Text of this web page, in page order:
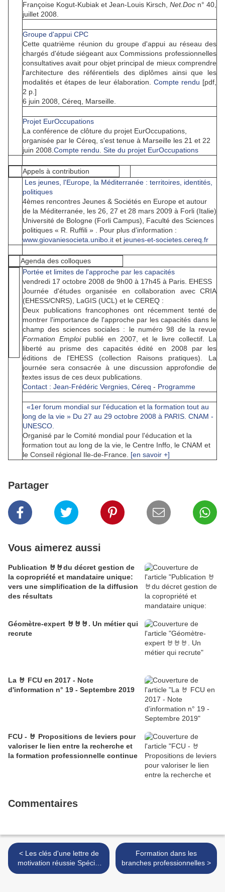
Françoise Kogut-Kubiak et Jean-Louis Kirsch, Net.Doc n° 40,
juillet 2008.
Groupe d'appui CPC
Cette quatrième réunion du groupe d'appui au réseau des
chargés d'étude siégeant aux Commissions professionnelles
consultatives avait pour objet principal de mieux comprendre
l'architecture des référentiels des diplômes ainsi que les
modalités et étapes de leur élaboration. Compte rendu [pdf,
2 p.]
6 juin 2008, Céreq, Marseille.
Projet EurOccupations
La conférence de clôture du projet EurOccupations,
organisée par le Céreq, s'est tenue à Marseille les 21 et 22
juin 2008 Compte rendu Site du projet EurOccupations
Appels à contribution
Les jeunes, l'Europe, la Méditerranée : territoires, identités,
politiques
4èmes rencontres Jeunes & Sociétés en Europe et autour
de la Méditerranée, les 26, 27 et 28 mars 2009 à Forli (Italie)
Université de Bologne (Forli Campus), Faculté des Sciences
politiques « R. Ruffili » . Pour plus d'information :
www.giovaniesocieta.unibo.it et jeunes-et-societes.cereq.fr
Agenda des colloques
Portée et limites de l'approche par les capacités
vendredi 17 octobre 2008 de 9h00 à 17h45 à Paris. EHESS
Journée d'études organisée en collaboration avec CRIA
(EHESS/CNRS), LaGIS (UCL) et le CEREQ :
Deux publications francophones ont récemment tenté de
montrer l'importance de l'approche par les capacités dans le
champ des sciences sociales : le numéro 98 de la revue
Formation Emploipublié en 2007, et le livre collectif. La
liberté au prisme des capacités édité en 2008 par les
éditions de l'EHESS (collection Raisons pratiques). La
journée sera consacrée à une discussion approfondie de
textes issus de ces deux publications.
Contact : Jean-Frédéric Vergnies, Céreq - Programme
«1er forum mondial sur l'éducation et la formation tout au
long de la vie » Du 27 au 29 octobre 2008 à PARIS. CNAM -
UNESCO.
Organisé par le Comité mondial pour l'éducation et la
formation tout au long de la vie, le Centre Inffo, le CNAM et
le Conseil régional Ile-de-France. [en savoir +]
Partager
Vous aimerez aussi
Publication 🤘🤘du décret gestion de
la copropriété et mandataire unique:
vers une simplification de la diffusion
des résultats
Géomètre-expert 🤘🤘🤘. Un métier qui
recrute
La 🤘 FCU en 2017 - Note
d'information n° 19 - Septembre 2019
FCU - 🤘 Propositions de leviers pour
valoriser le lien entre la recherche et
la formation professionnelle continue
Commentaires
< Les clés d'une lettre de
motivation réussie Spécial
salariés et demandeurs
Formation dans les
branches professionnelles >